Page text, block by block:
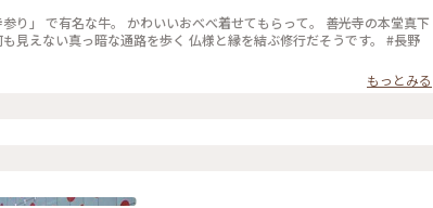
もっとみる